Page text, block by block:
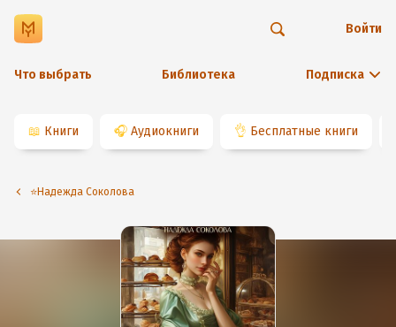
Что выбрать Библиотека Подписка
Войти
📖 Книги 🎧 Аудиокниги 👌 Бесплатные книги
⭐️Надежда Соколова